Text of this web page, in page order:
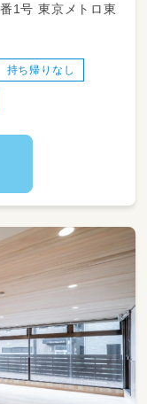
ください！
トロ東
持ち帰りなし